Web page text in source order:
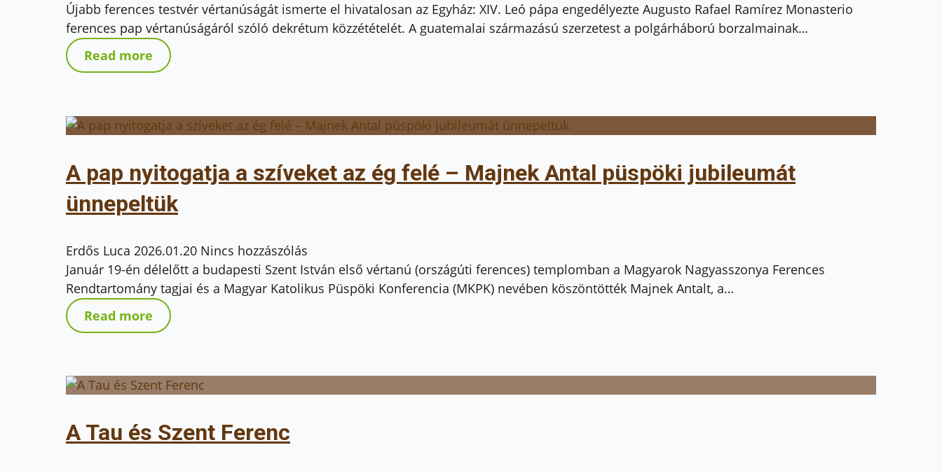
Újabb ferences testvér vértanúságát ismerte el hivatalosan az Egyház: XIV. Leó pápa engedélyezte Augusto Rafael Ramírez Monasterio
ferences pap vértanúságáról szóló dekrétum közzétételét. A guatemalai származású szerzetest a polgárháború borzalmainak…
Read more
A pap nyitogatja a szíveket az ég felé – Majnek Antal püspöki jubileumát
ünnepeltük
Erdős Luca 2026.01.20 Nincs hozzászólás
Január 19-én délelőtt a budapesti Szent István első vértanú (országúti ferences) templomban a Magyarok Nagyasszonya Ferences
Rendtartomány tagjai és a Magyar Katolikus Püspöki Konferencia (MKPK) nevében köszöntötték Majnek Antalt, a…
Read more
A Tau és Szent Ferenc